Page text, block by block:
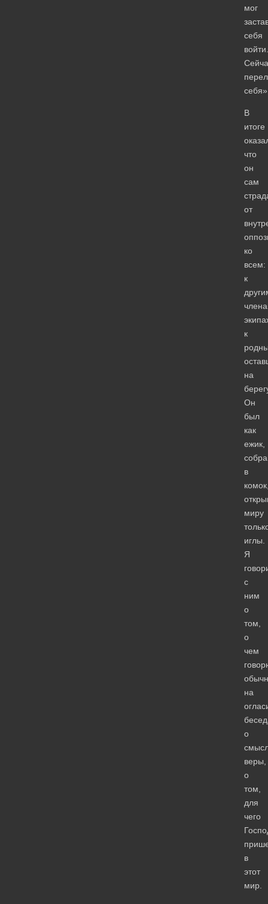
мог
себя
войти.
В
итоге
что
он
сам
от
ко
всем:
к
к
на
Он
был
как
ежик,
в
миру
иглы.
Я
с
ним
о
том,
о
чем
на
о
веры,
о
том,
для
чего
в
этот
мир.